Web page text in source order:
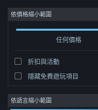
登入
社群
關於
依價格縮小範圍
任何價格
折扣與活動
隱藏免費遊玩項目
依語言縮小範圍
開發人員: minituna